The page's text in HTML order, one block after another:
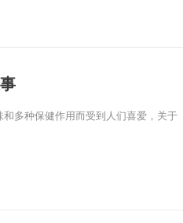
多种保健作用而受到人们喜爱，关于